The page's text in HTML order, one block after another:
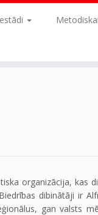
organizācija, kas
dibinātāji ir
gan valsts